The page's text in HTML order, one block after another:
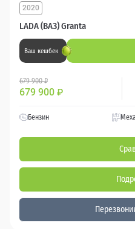
LADA (ВАЗ) Granta
2020
Ваш кешбек
679 900 ₽
679 900 ₽
Бензин